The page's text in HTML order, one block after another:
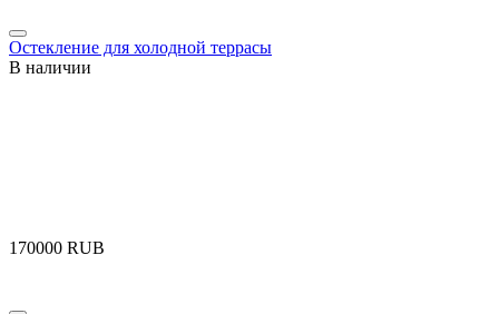
Остекление для холодной террасы
В наличии
‍170000‍ RUB